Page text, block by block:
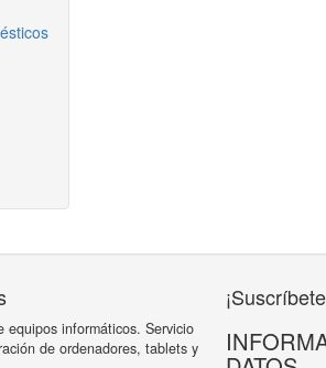
equipos informáticos. Servicio
de ordenadores, tablets y